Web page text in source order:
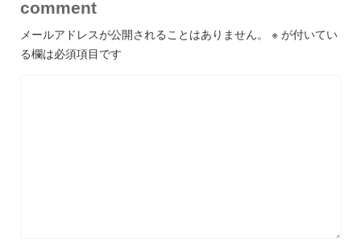
comment
メールアドレスが公開されることはありません。 ※ が付いてい
る欄は必須項目です